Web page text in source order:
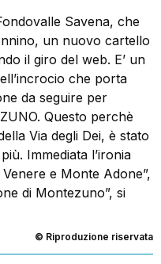
Savena, che
un nuovo cartello
il giro del web. E’ un
che porta
da seguire per
Questo perchè
Via degli Dei, è stato
Immediata l’ironia
e Monte Adone”,
di Montezuno”, si
© Riproduzione riservata